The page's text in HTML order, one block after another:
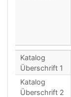
Katalog
Überschrift 1
Katalog
Überschrift 2